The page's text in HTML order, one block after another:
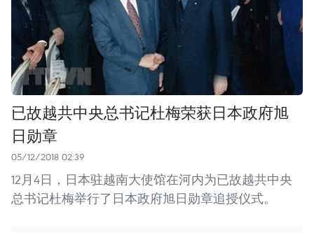
已故越共中央总书记杜梅荣获日本政府旭
日勋章
05/12/2018 02:39
12月4日，日本驻越南大使馆在河内为已故越共中央
总书记杜梅举行了日本政府旭日勋章追授仪式。